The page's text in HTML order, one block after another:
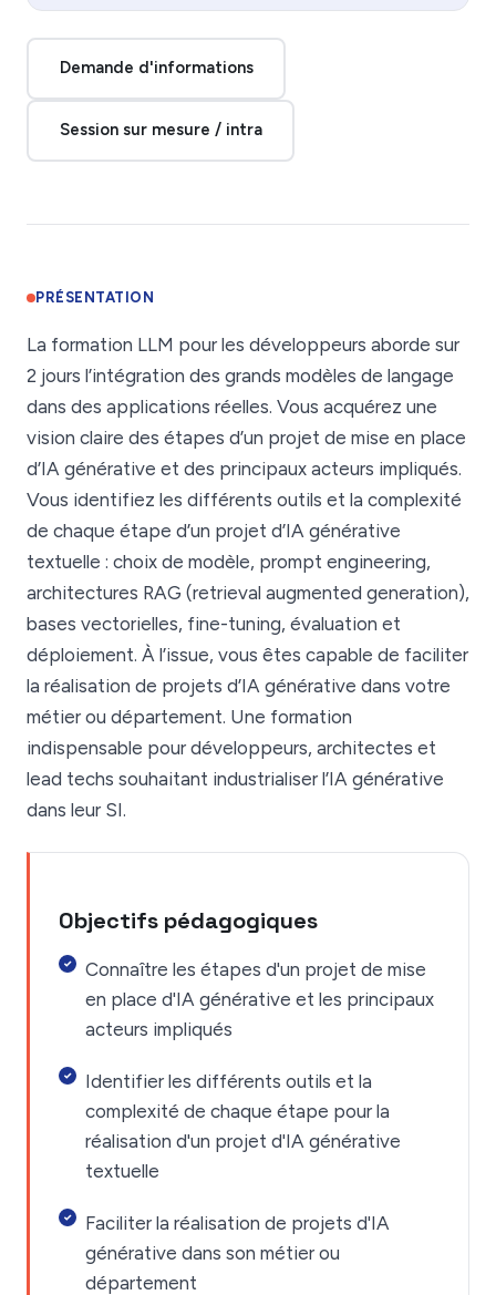
Demande d'informations
Session sur mesure / intra
PRÉSENTATION
La formation LLM pour les développeurs aborde sur
2 jours l’intégration des grands modèles de langage
dans des applications réelles. Vous acquérez une
vision claire des étapes d’un projet de mise en place
d’IA générative et des principaux acteurs impliqués.
Vous identifiez les différents outils et la complexité
de chaque étape d’un projet d’IA générative
textuelle : choix de modèle, prompt engineering,
architectures RAG (retrieval augmented generation),
bases vectorielles, fine-tuning, évaluation et
déploiement. À l’issue, vous êtes capable de faciliter
la réalisation de projets d’IA générative dans votre
métier ou département. Une formation
indispensable pour développeurs, architectes et
lead techs souhaitant industrialiser l’IA générative
dans leur SI.
Objectifs pédagogiques
Connaître les étapes d'un projet de mise
en place d'IA générative et les principaux
acteurs impliqués
Identifier les différents outils et la
complexité de chaque étape pour la
réalisation d'un projet d'IA générative
textuelle
Faciliter la réalisation de projets d'IA
générative dans son métier ou
département